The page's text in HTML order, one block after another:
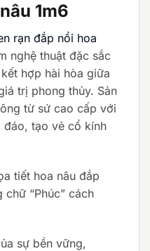
1m6
rạn đắp nổi hoa
nghệ thuật đặc sắc
hợp hài hòa giữa
trị phong thủy. Sản
từ sứ cao cấp với
đáo, tạo vẻ cổ kính
tiết hoa nâu đắp
“Phúc” cách
sự bền vững,